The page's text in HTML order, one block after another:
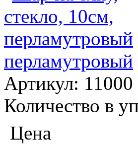
перламутровый
Артикул: 11000
Количество в
Цена